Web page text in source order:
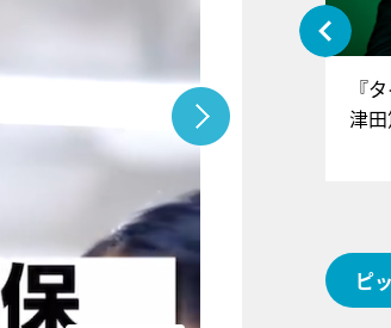
『アイ＝ラブ！げーみんぐ』＝LOV
E齋藤樹愛羅＆佐々木舞香SPインタ
『
津
ピ